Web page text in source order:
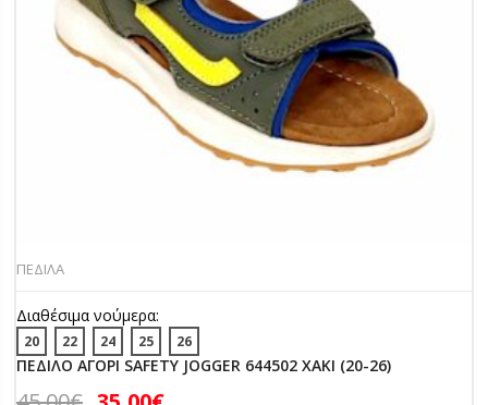
ΠΕΔΙΛΑ
Διαθέσιμα νούμερα:
20 22 24 25 26
ΠΕΔΙΛΟ ΑΓΟΡΙ SAFETY JOGGER 644502 ΧΑΚΙ (20-26)